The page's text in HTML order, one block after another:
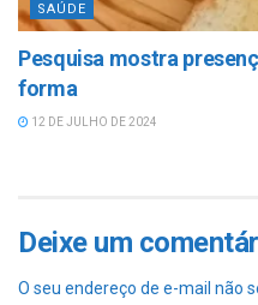
SAÚDE
Pesquisa mostra
forma
12 DE JULHO DE 2024
Deixe um
O seu endereço de e-mail não